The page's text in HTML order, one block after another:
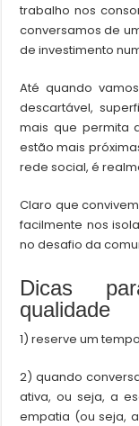
trabalho nos
conversamos de
de investimento
Até quando
descartável,
mais que permita
estão mais
rede social, é
Claro que
facilmente nos
no desafio da
Dicas
qualidade
1) reserve um
2) quando
ativa, ou seja, a
empatia (ou seja,